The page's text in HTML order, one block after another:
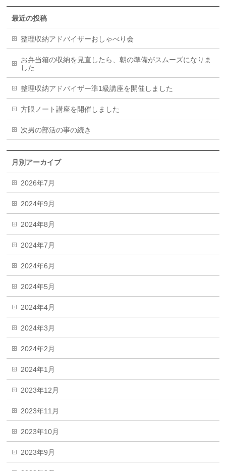
最近の投稿
整理収納アドバイザーおしゃべり会
お弁当箱の収納を見直したら、朝の準備がスムーズになりま
した
整理収納アドバイザー準1級講座を開催しました
方眼ノート講座を開催しました
次男の部活の事の続き
月別アーカイブ
2026年7月
2024年9月
2024年8月
2024年7月
2024年6月
2024年5月
2024年4月
2024年3月
2024年2月
2024年1月
2023年12月
2023年11月
2023年10月
2023年9月